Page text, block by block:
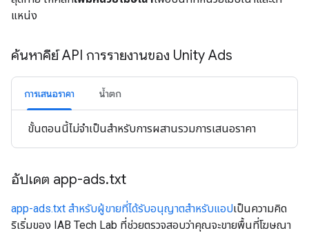
แหน่ง
ค้นหาคีย์ API การรายงานของ Unity Ads
การเสนอราคา น้ำตก
ขั้นตอนนี้ไม่จำเป็นสำหรับการผสานรวมการเสนอราคา
อัปเดต app-ads.txt
app-ads.txt สำหรับผู้ขายที่ได้รับอนุญาตสำหรับแอปเป็นความคิด
ริเริ่มของ IAB Tech Lab ที่ช่วยตรวจสอบว่าคุณจะขายพื้นที่โฆษณา